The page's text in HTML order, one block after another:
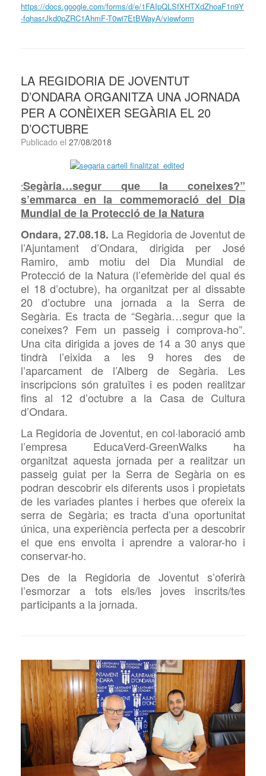
https://docs.google.com/forms/d/e/1FAIpQLSfXHTXdZhoaF1n9Y
-fqhasrJkd0pZRC1AhmF-T0wi7EtBWayA/viewform
LA REGIDORIA DE JOVENTUT
D’ONDARA ORGANITZA UNA JORNADA
PER A CONÈIXER SEGÀRIA EL 20
D’OCTUBRE
Publicado el 27/08/2018
“Segària…segur que la coneixes?”
s’emmarca en la commemoració del Dia
Mundial de la Protecció de la Natura
Ondara, 27.08.18. La Regidoria de Joventut de
l’Ajuntament d’Ondara, dirigida per José
Ramiro, amb motiu del Dia Mundial de
Protecció de la Natura (l’efemèride del qual és
el 18 d’octubre), ha organitzat per al dissabte
20 d’octubre una jornada ala Serra de
Segària. Es tracta de “Segària…segur que la
coneixes? Fem un passeig i comprova-ho”.
Una cita dirigida a joves de 14 a 30 anys que
tindrà l’eixida a les 9 hores des de
l’aparcament de l’Alberg de Segària. Les
inscripcions són gratuïtes i es poden realitzar
fins al 12 d’octubre a la Casa de Cultura
d’Ondara.
La Regidoria de Joventut, en col·laboració amb
l’empresa EducaVerd-GreenWalks ha
organitzat aquesta jornada per a realitzar un
passeig guiat per la Serra de Segària on es
podran descobrir els diferents usos i propietats
de les variades plantes i herbes que ofereix la
serra de Segària; es tracta d’una oportunitat
única, una experiència perfecta per a descobrir
el que ens envoltai aprendre a valorar-ho i
conservar-ho.
Des de la Regidoria de Joventut s’oferirà
l’esmorzar a tots els/les joves inscrits/tes
participants a la jornada.